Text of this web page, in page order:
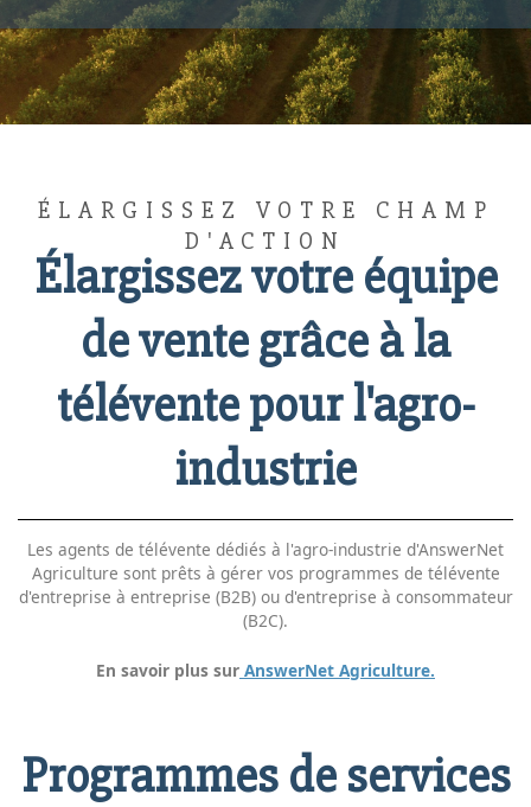
ÉLARGISSEZ VOTRE CHAMP
D'ACTION
Élargissez votre équipe
de vente grâce à la
télévente pour l'agro-
industrie
Les agents de télévente dédiés à l'agro-industrie d'AnswerNet
Agriculture sont prêts à gérer vos programmes de télévente
d'entreprise à entreprise (B2B) ou d'entreprise à consommateur
(B2C).
En savoir plus sur AnswerNet Agriculture.
Programmes de services